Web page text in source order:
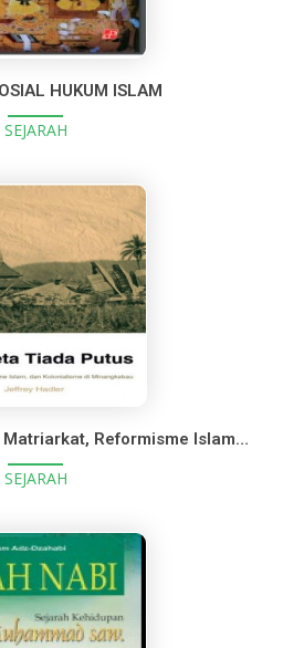
HUKUM ISLAM
SEJARAH
Sengketa Tiada Putus: Matriarkat, Reformisme Islam, dan Kolonialisme di Minangkabau
SEJARAH